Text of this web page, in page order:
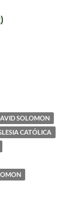
)
SOLOMON
CATÓLICA